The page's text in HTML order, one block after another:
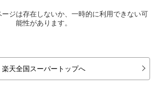
ジは存在しないか、一時的に利用できない可
能性があります。
楽天全国スーパートップへ